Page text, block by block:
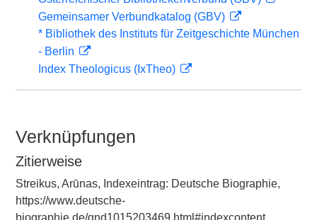
Gemeinsamer Verbundkatalog (GBV)
* Bibliothek des Instituts für Zeitgeschichte München
- Berlin
Index Theologicus (IxTheo)
Verknüpfungen
Zitierweise
Streikus, Arūnas, Indexeintrag: Deutsche Biographie,
https://www.deutsche-
biographie.de/gnd1015203469.html#indexcontent